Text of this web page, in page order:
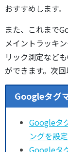
おすすめします。
また、これまで
メイントラッキ
リック測定など
ができます。次
Googleタグ
Googleタ
ングを設
Googleタ